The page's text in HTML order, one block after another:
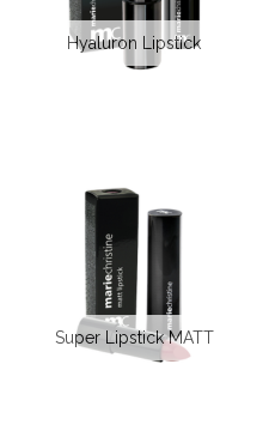
Hyaluron Lipstick
Super Lipstick MATT